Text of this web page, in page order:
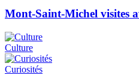
Mont-Saint-Michel visites
Culture
Curiosités